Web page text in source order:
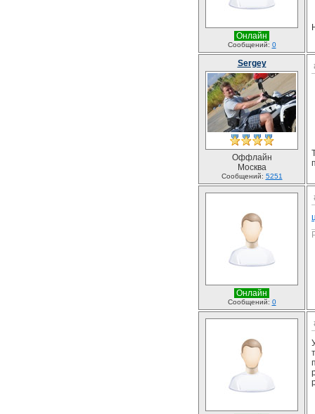
Онлайн
Сообщений: 0
Sergey
Оффлайн
Москва
Сообщений: 5251
Онлайн
Сообщений: 0